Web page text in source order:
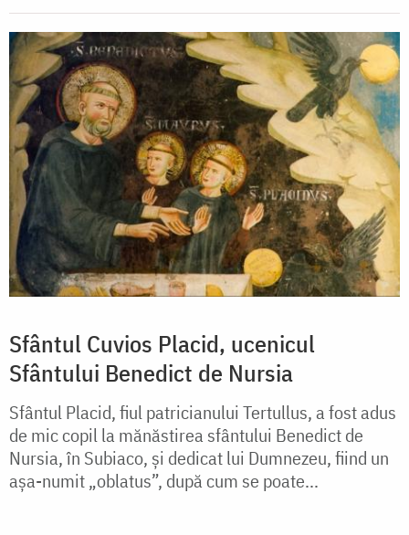
Sfântul Cuvios Placid, ucenicul
Sfântului Benedict de Nursia
Sfântul Placid, fiul patricianului Tertullus, a fost adus
de mic copil la mănăstirea sfântului Benedict de
Nursia, în Subiaco, și dedicat lui Dumnezeu, fiind un
așa-numit „oblatus”, după cum se poate...